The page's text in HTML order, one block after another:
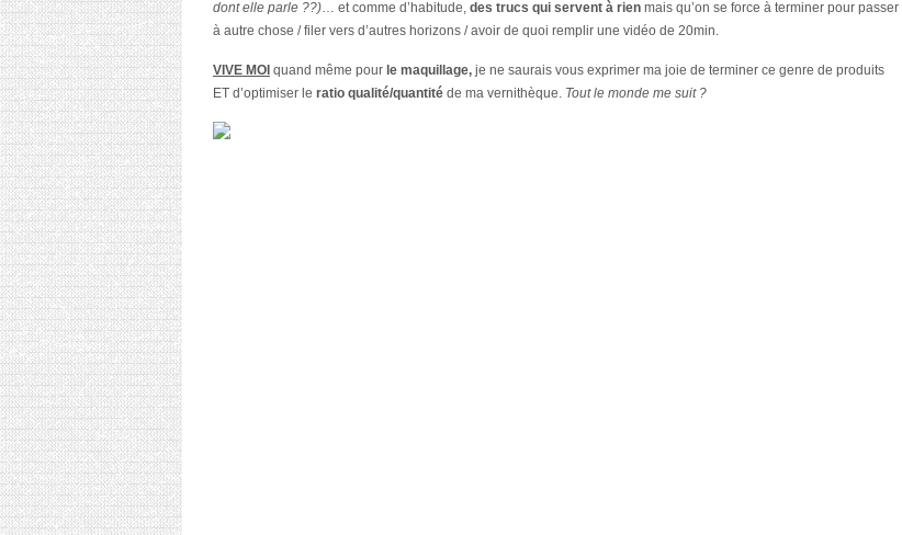
dont elle parle ??)… et comme d’habitude, des trucs qui servent à rien mais qu’on se force à terminer pour passer
à autre chose / filer vers d’autres horizons / avoir de quoi remplir une vidéo de 20min.
VIVE MOI quand même pour le maquillage, je ne saurais vous exprimer ma joie de terminer ce genre de produits
ET d’optimiser le ratio qualité/quantité de ma vernithèque. Tout le monde me suit ?